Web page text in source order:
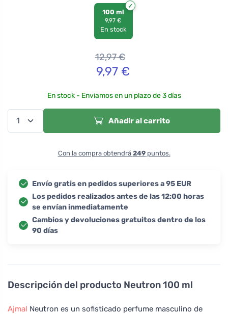
Descripción del producto Neutron 100 ml
Ajmal Neutron es un sofisticado perfume masculino de
100 ml
9,97 €
En stock
12,97€
9,97 €
En stock - Enviamos en un plazo de 3 días
Añadir al carrito
Con la compra obtendrá 249puntos.
Envío gratis en pedidos superiores a 95 EUR
Los pedidos realizados antes de las 12:00 horas
se envían inmediatamente
Cambios y devoluciones gratuitos dentro de los
90 días